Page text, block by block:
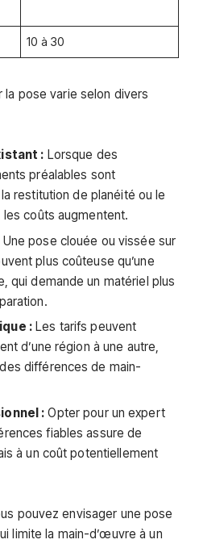
10 à 30
pose varie selon divers
: Lorsque des
préalables sont
restitution de planéité ou le
coûts augmentent.
Une pose clouée ou vissée sur
plus coûteuse qu’une
qui demande un matériel plus
:Les tarifs peuvent
d’une région à une autre,
différences de main-
: Opter pour un expert
fiables assure de
à un coût potentiellement
pouvez envisager une pose
limite la main-d’œuvre à un